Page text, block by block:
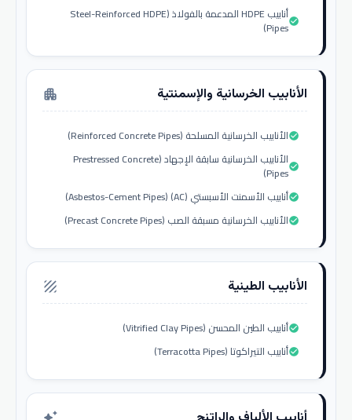
أنابيب HDPE المدعمة بالفولاذ (Steel-Reinforced HDPE
Pipes)check_circle
الأنابيب الخرسانية والإسمنتية apartment
الأنابيب الخرسانية المسلحة (Reinforced Concrete Pipes)check_circle
الأنابيب الخرسانية سابقة الإجهاد (Prestressed Concrete
Pipes)check_circle
أنابيب الأسمنت الأسبستي (AC) (Asbestos-Cement Pipes)check_circle
الأنابيب الخرسانية مسبقة الصب (Precast Concrete Pipes)check_circle
الأنابيب الطينية texture
أنابيب الطين المحسن (Vitrified Clay Pipes)check_circle
أنابيب التيراكوتا (Terracotta Pipes)check_circle